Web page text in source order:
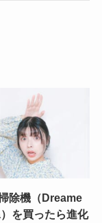
除機（Dreame
を買ったら進化